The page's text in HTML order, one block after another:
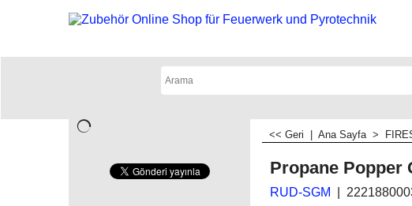
<< Geri Ana Sayfa >
Propane Popper
RUD-SGM